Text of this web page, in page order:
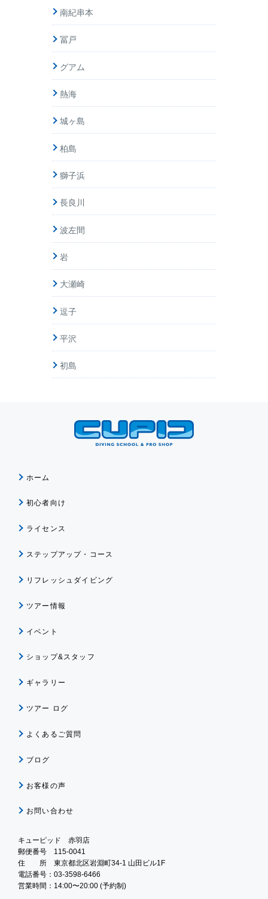
南紀串本
冨戸
グアム
熱海
城ヶ島
柏島
獅子浜
長良川
波左間
岩
大瀬崎
逗子
平沢
初島
ホーム
初心者向け
ライセンス
ステップアップ・コース
リフレッシュダイビング
ツアー情報
イベント
ショップ&スタッフ
ギャラリー
ツアー ログ
よくあるご質問
ブログ
お客様の声
お問い合わせ
キューピッド 赤羽店
郵便番号 115-0041
住 所 東京都北区岩淵町34-1 山田ビル1F
電話番号：03-3598-6466
営業時間：14:00〜20:00 (予約制)